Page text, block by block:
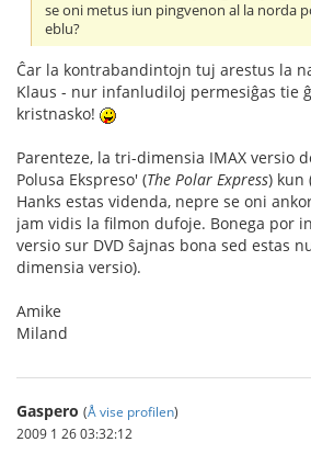
se oni metus iun pingvenon al la norda
eblu?
Ĉar la kontrabandintojn tuj arestus la
Klaus - nur infanludiloj permesiĝas tie
kristnasko!
Parenteze, la tri-dimensia IMAX versio
Polusa Ekspreso' (The Polar Express) kun
Hanks estas videnda, nepre se oni
jam vidis la filmon dufoje. Bonega por
versio sur DVD ŝajnas bona sed estas
dimensia versio).
Amike
Miland
Gaspero (Å vise profilen)
2009 1 26 03:32:12